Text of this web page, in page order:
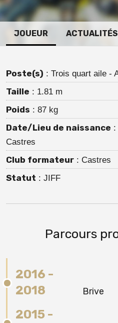
JOUEUR ACTUALITÉS
Poste(s) : Trois quart aile -
Taille : 1.81 m
Poids : 87 kg
Date/Lieu de naissance :
Castres
Club formateur : Castres
Statut : JIFF
Parcours
2016 -
2018
Brive
2015 -